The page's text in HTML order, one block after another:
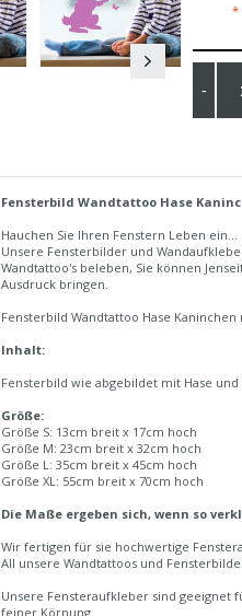
*
Fensterbild Wandtattoo Hase
Hauchen Sie Ihren Fenstern Leben
Unsere Fensterbilder und
Wandtattoo's beleben, Sie können
Ausdruck bringen.
Fensterbild Wandtattoo Hase
Inhalt:
Fensterbild wie abgebildet mit Hase
Größe:
Größe S: 13cm breit x 17cm hoch
Größe M: 23cm breit x 32cm hoch
Größe L: 35cm breit x 45cm hoch
Größe XL: 55cm breit x 70cm hoch
Die Maße ergeben sich, wenn so
Wir fertigen für sie hochwertige
All unsere Wandtattoos und
Unsere Fensteraufkleber sind geeignet
feiner Körnung.